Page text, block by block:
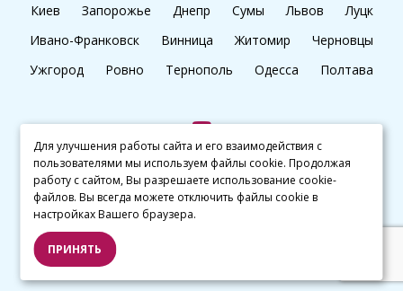
Киев
Запорожье Днепр Сумы Львов
Луцк
Ивано-Франковск
Винница Житомир
Черновцы
Ужгород
Ровно Тернополь Одесса Полтава
+38 (097) 045 65 77
© kalibri.top 2016–2026
Для улучшения работы сайта и его взаимодействия с
пользователями мы используем файлы cookie. Продолжая
работу с сайтом, Вы разрешаете использование cookie-
файлов. Вы всегда можете отключить файлы cookie в
настройках Вашего браузера.
ПРИНЯТЬ